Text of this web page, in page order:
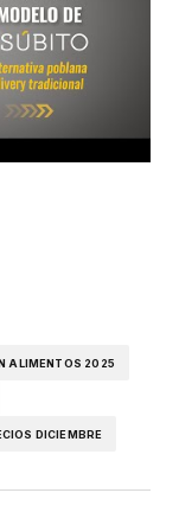
ALIMENTOS 2025
DICIEMBRE